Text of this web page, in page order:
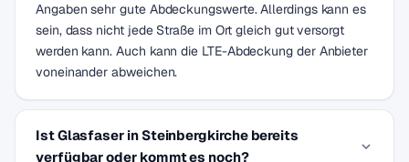
Angaben sehr gute Abdeckungswerte. Allerdings kann es
sein, dass nicht jede Straße im Ort gleich gut versorgt
werden kann. Auch kann die LTE-Abdeckung der Anbieter
voneinander abweichen.
Ist Glasfaser in Steinbergkirche bereits
verfügbar oder kommt es noch?